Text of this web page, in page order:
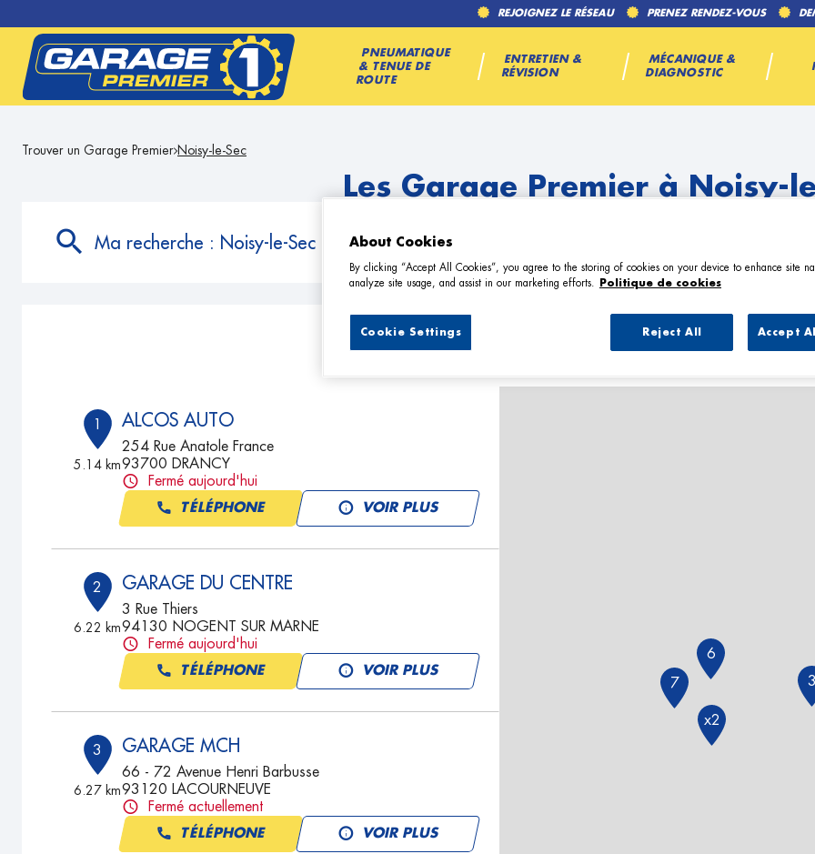
REJOIGNEZ LE RÉSEAU PRENEZ RENDEZ-VOUS
PNEUMATIQUE
& TENUE DE
ROUTE
ENTRETIEN &
RÉVISION
MÉCANIQUE &
DIAGNOSTIC
Trouver un Garage Premier Noisy-le-Sec
Les Garage Premier à Noisy-
Ma recherche : Noisy-le-Sec
9 Garage Premier à Noisy-le-Sec
1
5.14 km
ALCOS AUTO
254 Rue Anatole France
93700 DRANCY
Fermé aujourd'hui
TÉLÉPHONE VOIR PLUS
2
6.22 km
GARAGE DU CENTRE
3 Rue Thiers
94130 NOGENT SUR MARNE
Fermé aujourd'hui
TÉLÉPHONE VOIR PLUS
3
6.27 km
GARAGE MCH
66 - 72 Avenue Henri Barbusse
93120 LACOURNEUVE
Fermé actuellement
TÉLÉPHONE VOIR PLUS
7
6
x2
3
About Cookies
By clicking “Accept All Cookies”, you agree to the storing of cookies on your device to enhance site
analyze site usage, and assist in our marketing efforts.
Politique de cookies
Reject All Accept
Cookie Settings